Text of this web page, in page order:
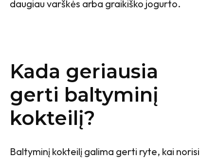
daugiau varškės arba graikiško jogurto.
Kada geriausia
gerti baltyminį
kokteilį?
Baltyminį kokteilį galima gerti ryte, kai norisi